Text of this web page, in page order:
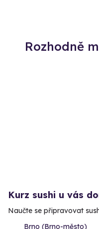
Rozhodně
Kurz sushi u vás
Naučte se připravovat
Brno (Brno-město)